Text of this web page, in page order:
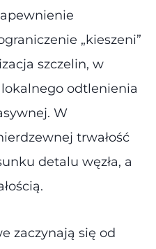
„kieszeni”
szczelin, w
odtlenienia
W
trwałość
detalu węzła, a
zaczynają się od